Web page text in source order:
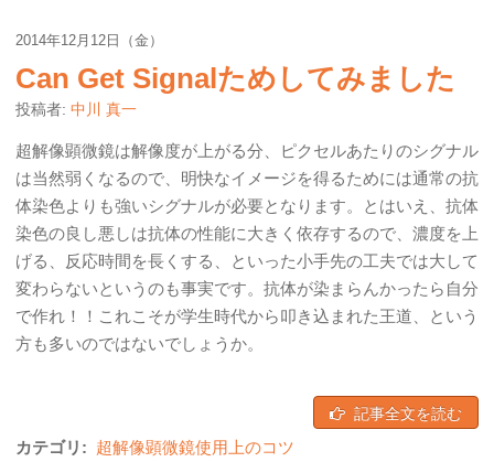
2014年12月12日（金）
Can Get Signalためしてみました
投稿者: 中川 真一
超解像顕微鏡は解像度が上がる分、ピクセルあたりのシグナル
は当然弱くなるので、明快なイメージを得るためには通常の抗
体染色よりも強いシグナルが必要となります。とはいえ、抗体
染色の良し悪しは抗体の性能に大きく依存するので、濃度を上
げる、反応時間を長くする、といった小手先の工夫では大して
変わらないというのも事実です。抗体が染まらんかったら自分
で作れ！！これこそが学生時代から叩き込まれた王道、という
方も多いのではないでしょうか。
記事全文を読む
カテゴリ: 超解像顕微鏡使用上のコツ